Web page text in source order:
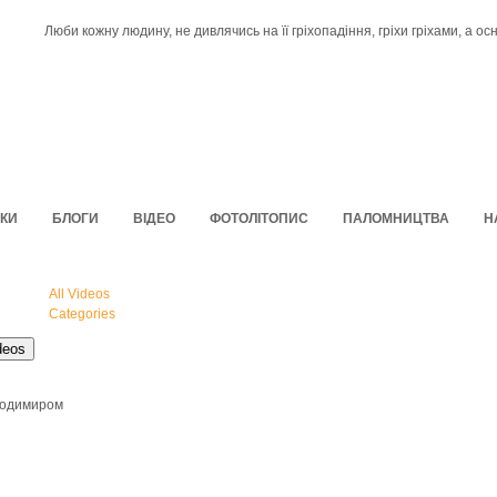
Люби кожну людину, не дивлячись на її гріхопадіння, гріхи гріхами,
БЛОГИ ВІДЕО ФОТОЛІТОПИС ПАЛОМНИЦТВА
All Videos
Categories